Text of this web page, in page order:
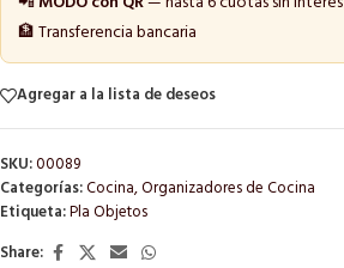
🏦 Transferencia bancaria
Agregar a la lista de deseos
SKU:00089
Categorías:Cocina,Organizadores de Cocina
Etiqueta:Pla Objetos
Share: